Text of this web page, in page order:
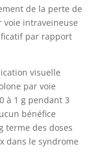
de la perte de
voie intraveineuse
par rapport
visuelle
par voie
à 1 g pendant 3
bénéfice
terme des doses
dans le syndrome